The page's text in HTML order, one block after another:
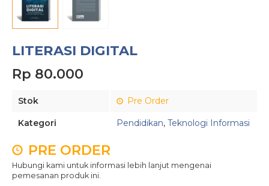
LITERASI DIGITAL
Rp 80.000
Stok Pre Order
Kategori Pendidikan, Teknologi Informasi
PRE ORDER
Hubungi kami untuk informasi lebih lanjut mengenai
pemesanan produk ini.